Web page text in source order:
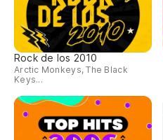
Rock de los 2010
Arctic Monkeys, The Black
Keys...